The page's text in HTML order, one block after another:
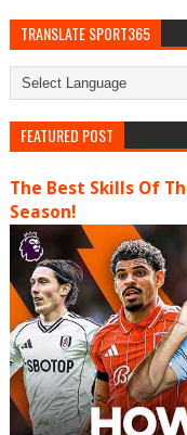
TRANSLATE SPORT365
FEATURED POST
The Best Skills Of
Season!